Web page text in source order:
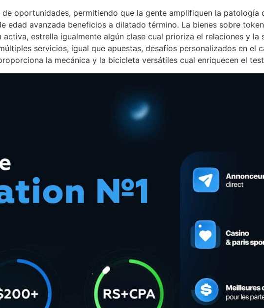
oportunidades, permitiendo que la gente amplifiquen la patologí­a
edad avanzada beneficios a dilatado término. La bienes sobre
estrella igualmente algún clase cual prioriza el relaciones y la
servicios, igual que apuestas, desafíos personalizados en el
la mecánica y la bicicleta versátiles cual enriquecen el